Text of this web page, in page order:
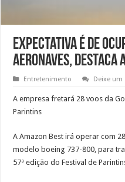
Expectativa é de
aeronaves, destaca
Entretenimento Deixe
A empresa fretará 28 voos da
Parintins
A Amazon Best irá operar com
modelo boeing 737-800, para
57ª edição do Festival de